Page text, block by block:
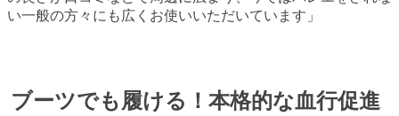
い一般の方々にも広くお使いいただいています」
ブーツでも履ける！本格的な血行促進